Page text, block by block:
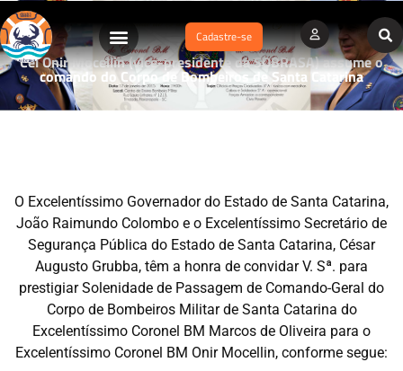
Cadastre-se
Cel Onir Mocellin (vice-presidente da SOBRASA) assume o
comando do Corpo de Bombeiros de Santa Catarina
O Excelentíssimo Governador do Estado de Santa Catarina,
João Raimundo Colombo e o Excelentíssimo Secretário de
Segurança Pública do Estado de Santa Catarina, César
Augusto Grubba, têm a honra de convidar V. Sª. para
prestigiar Solenidade de Passagem de Comando-Geral do
Corpo de Bombeiros Militar de Santa Catarina do
Excelentíssimo Coronel BM Marcos de Oliveira para o
Excelentíssimo Coronel BM Onir Mocellin, conforme segue: